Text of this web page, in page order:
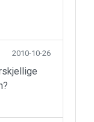
2010-10-26